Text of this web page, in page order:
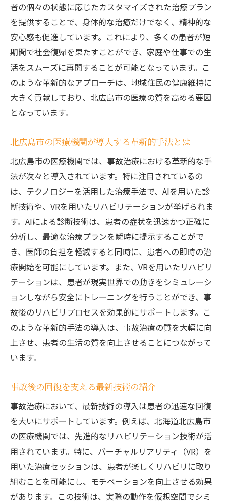
治療プランにおける北広島市の差別化戦略
地域医療との連携で実現する最適な治療
カスタマイズプランを支える最新技術の役
割
北広島市が誇る事故治療の最新技術とは
最新技術が事故治療にもたらす革新
北広島市で活躍する先進的医療機器の紹介
事故治療を支援するAIとデジタル技術の活
用
北広島市の医療機関が採用する最先端技術
未来の事故治療を見据えた技術開発の動向
事故治療の質を高める北広島市の取り組み事例
質の向上を目指す具体的な取り組みの紹介
地域コミュニティとの連携強化による治療
支援
定期的なスタッフ研修がもたらす効果
患者満足度向上のための新たな施策
事故治療におけるベストプラクティスの共
有
北広島市の医療機関が実践する成功事例
地域医療と連携した北広島市の事故治療の現状
地域特性を生かした治療アプローチの意義
医療資源の共有がもたらす効果的な治療
地域医療グループとの協働による改善策
現状の課題とその解決に向けた取り組み
北広島市での事故治療が目指す患者安心の取り
組み
者の個々の状態に応じたカスタマイズされた治療プラン
を提供することで、身体的な治癒だけでなく、精神的な
安心感も促進しています。これにより、多くの患者が短
期間で社会復帰を果たすことができ、家庭や仕事での生
活をスムーズに再開することが可能となっています。こ
のような革新的なアプローチは、地域住民の健康維持に
大きく貢献しており、北広島市の医療の質を高める要因
となっています。
北広島市の医療機関が導入する革新的手法とは
北広島市の医療機関では、事故治療における革新的な手
法が次々と導入されています。特に注目されているの
は、テクノロジーを活用した治療手法で、AIを用いた診
断技術や、VRを用いたリハビリテーションが挙げられま
す。AIによる診断技術は、患者の症状を迅速かつ正確に
分析し、最適な治療プランを瞬時に提示することがで
き、医師の負担を軽減すると同時に、患者への即時の治
療開始を可能にしています。また、VRを用いたリハビリ
テーションは、患者が現実世界での動きをシミュレーシ
ョンしながら安全にトレーニングを行うことができ、事
故後のリハビリプロセスを効果的にサポートします。こ
のような革新的手法の導入は、事故治療の質を大幅に向
上させ、患者の生活の質を向上させることにつながって
います。
事故後の回復を支える最新技術の紹介
事故治療において、最新技術の導入は患者の迅速な回復
を大いにサポートしています。例えば、北海道北広島市
の医療機関では、先進的なリハビリテーション技術が活
用されています。特に、バーチャルリアリティ（VR）を
用いた治療セッションは、患者が楽しくリハビリに取り
組むことを可能にし、モチベーションを向上させる効果
があります。この技術は、実際の動作を仮想空間でシミ